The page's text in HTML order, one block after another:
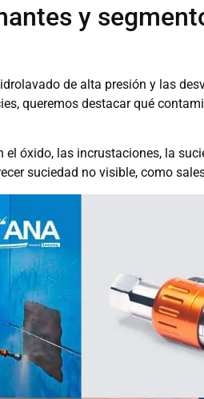
y
de alta presión y las
queremos destacar qué
óxido, las incrustaciones, la
suciedad no visible, como